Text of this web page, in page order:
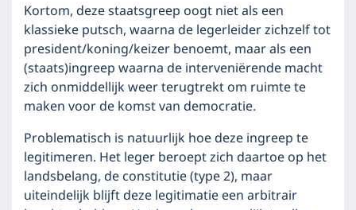
Kortom, deze staatsgreep oogt niet als een
klassieke putsch, waarna de legerleider zichzelf tot
president/koning/keizer benoemt, maar als een
(staats)ingreep waarna de interveniërende macht
zich onmiddellijk weer terugtrekt om ruimte te
maken voor de komst van democratie.
Problematisch is natuurlijk hoe deze ingreep te
legitimeren. Het leger beroept zich daartoe op het
landsbelang, de constitutie (type 2), maar
uiteindelijk blijft deze legitimatie een arbitrair